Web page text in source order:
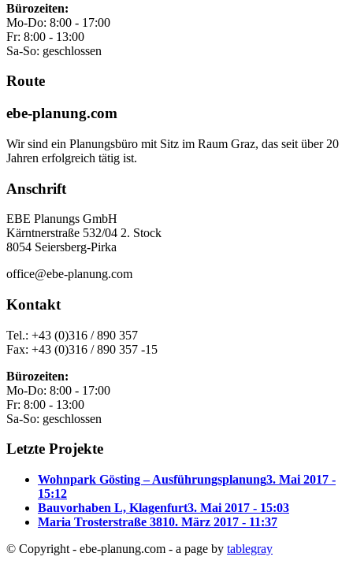
Bürozeiten:
Mo-Do: 8:00 - 17:00
Fr: 8:00 - 13:00
Sa-So: geschlossen
Route
ebe-planung.com
Wir sind ein Planungsbüro mit Sitz im Raum Graz, das seit über 20
Jahren erfolgreich tätig ist.
Anschrift
EBE Planungs GmbH
Kärntnerstraße 532/04 2. Stock
8054 Seiersberg-Pirka
office@ebe-planung.com
Kontakt
Tel.: +43 (0)316 / 890 357
Fax: +43 (0)316 / 890 357 -15
Bürozeiten:
Mo-Do: 8:00 - 17:00
Fr: 8:00 - 13:00
Sa-So: geschlossen
Letzte Projekte
Wohnpark Gösting – Ausführungsplanung3. Mai 2017 -
15:12
Bauvorhaben L, Klagenfurt3. Mai 2017 - 15:03
Maria Trosterstraße 3810. März 2017 - 11:37
© Copyright - ebe-planung.com - a page by tablegray